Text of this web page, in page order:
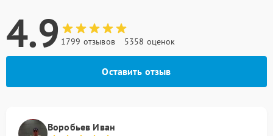
4.9 1799 отзывов 5358 оценок
Оставить отзыв
Воробьев Иван